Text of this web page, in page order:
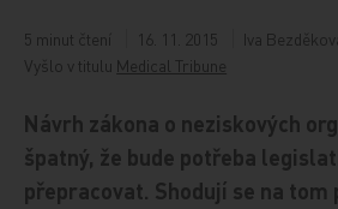
5 minut čtení 16. 11. 2015
Iva
Vyšlo v titulu Medical Tribune
Návrh zákona o neziskových
špatný, že bude potřeba
přepracovat. Shodují se na tom